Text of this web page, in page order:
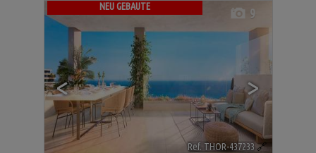
NEU GEBAUTE
< >
9
Ref. THOR-437233 🔗